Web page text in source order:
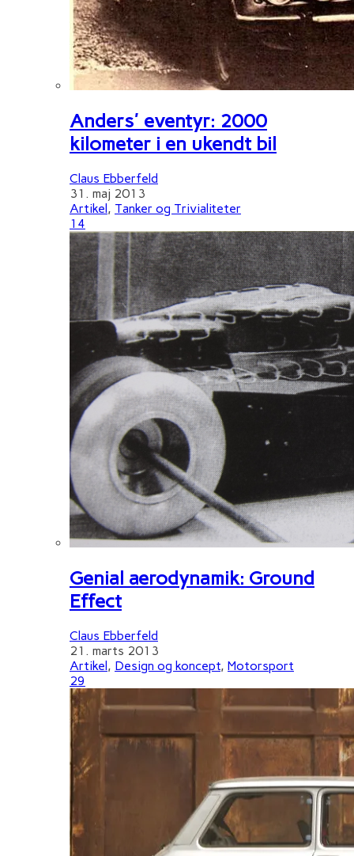
Anders' eventyr: 2000
kilometer i en ukendt bil
Claus Ebberfeld
31. maj 2013
Artikel , Tanker og Trivialiteter
14
Genial aerodynamik: Ground
Effect
Claus Ebberfeld
21. marts 2013
Artikel, Design og koncept, Motorsport
29